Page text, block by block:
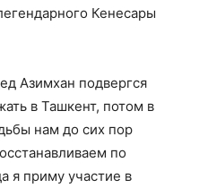
Кенесары
Азимхан подвергся
в Ташкент, потом в
нам до сих пор
по
я приму участие в